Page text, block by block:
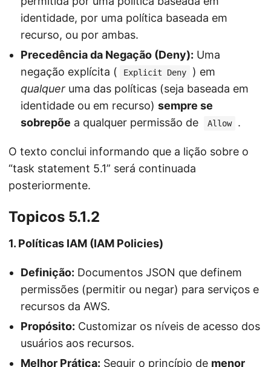
identidade, por uma política baseada em
recurso, ou por ambas.
Precedência da Negação (Deny): Uma
negação explícita (
Explicit Deny
) em
qualquer uma das políticas (seja baseada em
identidade ou em recurso) sempre se
sobrepõe a qualquer permissão de Allow .
O texto conclui informando que a lição sobre o
“task statement 5.1” será continuada
posteriormente.
Topicos 5.1.2
1. Políticas IAM (IAM Policies)
Definição: Documentos JSON que definem
permissões (permitir ou negar) para serviços e
recursos da AWS.
Propósito: Customizar os níveis de acesso dos
usuários aos recursos.
Melhor Prática: Seguir o princípio de menor